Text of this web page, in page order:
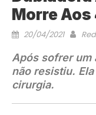
Morre
20/04/2021
Após sofrer um
não resistiu.
cirurgia.